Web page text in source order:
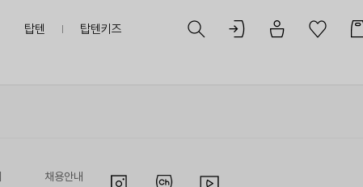
탑텐 탑텐키즈
채용안내